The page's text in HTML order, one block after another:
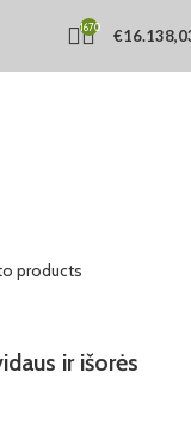
1670 €
products
ir išorės